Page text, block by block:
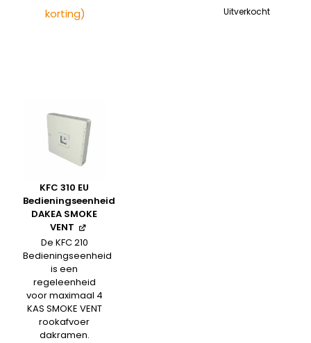
korting)
Uitverkocht
KFC 310 EU
Bedieningseenheid
DAKEA SMOKE
VENT
De KFC 210
Bedieningseenheid
is een
regeleenheid
voor maximaal 4
KAS SMOKE VENT
rookafvoer
dakramen.